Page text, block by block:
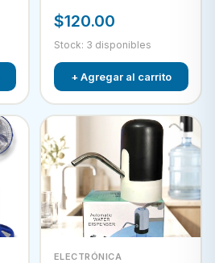
$120.00
Stock: 3 disponibles
+ Agregar al carrito
ELECTRÓNICA